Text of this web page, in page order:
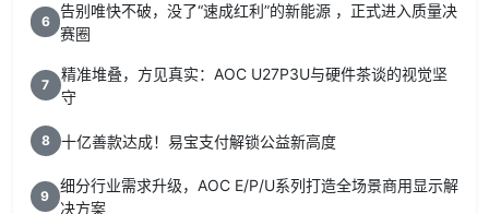
6
告别唯快不破，没了“速成红利”的新能源 ，正式进入质量决
赛圈
7
精准堆叠，方见真实：AOC U27P3U与硬件茶谈的视觉坚
守
8 十亿善款达成！易宝支付解锁公益新高度
9
细分行业需求升级，AOC E/P/U系列打造全场景商用显示解
决方案